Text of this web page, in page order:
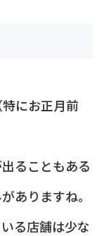
にお正月前
ることもある
ありますね。
る店舗は少な